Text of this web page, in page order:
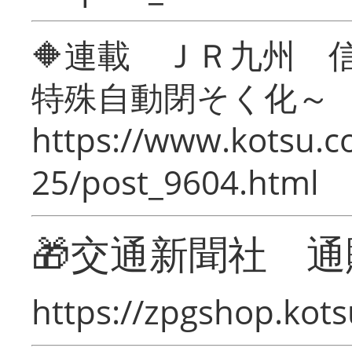
🔶連載 ＪＲ九州 信
特殊自動閉そく化～
https://
25/post_9604.html
🎁交通新聞社
https://